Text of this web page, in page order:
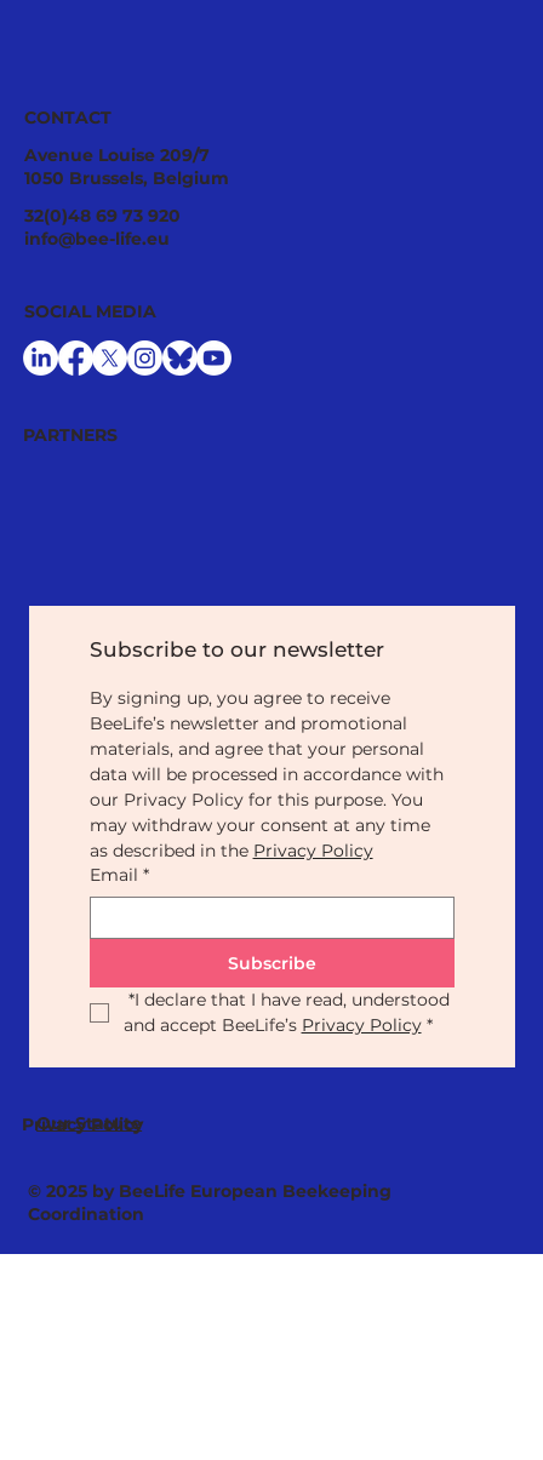
Ecological Integrity Starts With
Pesticide Reduction: The Value Case
CONTACT
Avenue Louise 209/7
1050 Brussels, Belgium
32(0)48 69 73 920
info@bee-life.eu
PARTNERS
SOCIAL MEDIA
Subscribe to our newsletter
By signing up, you agree to receive
BeeLife’s newsletter and promotional
materials, and agree that your personal
data will be processed in accordance with
our Privacy Policy for this purpose. You
may withdraw your consent at any time
as described in the Privacy Policy
Email *
Subscribe
*I declare that I have read, understood
and accept BeeLife’s Privacy Policy *
Privacy Policy
Our Statute
© 2025 by BeeLife European Beekeeping
Coordination